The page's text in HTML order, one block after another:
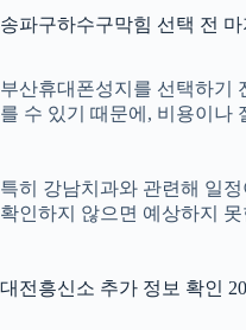
송파구하수구막힘 선택 전 마
부산휴대폰성지를 선택하기
를 수 있기 때문에, 비용이나
특히 강남치과와 관련해 일
확인하지 않으면 예상하지
대전흥신소 추가 정보 확인